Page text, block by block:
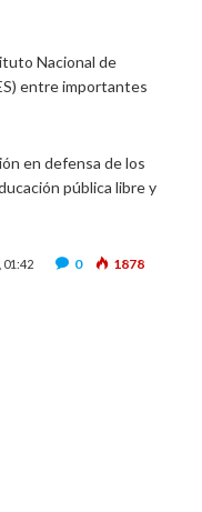
Nacional de
entre importantes
en defensa de los
pública libre y
01:42 0 1878